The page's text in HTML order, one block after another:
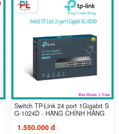
Switch TP-Link 24 port 1Gigabit S
G-1024D - HÀNG CHÍNH HÃNG
1.550.000 đ